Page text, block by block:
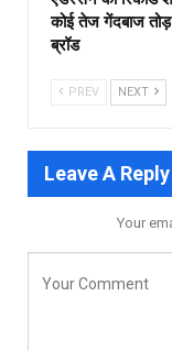
कोई तेज गेंदबाज तोड़
ब्रॉड
PREV NEXT
Leave A Reply
Your